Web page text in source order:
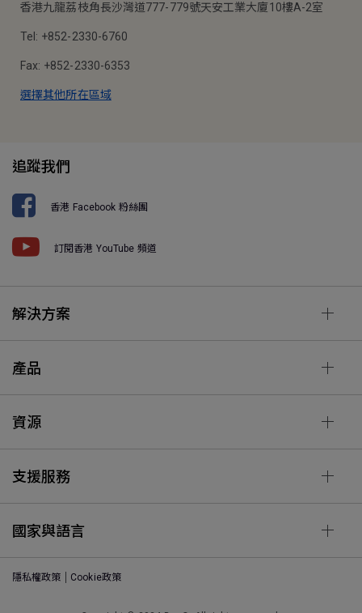
香港九龍荔枝角長沙灣道777-779號天安工業大廈10樓A-2室
Tel: +852-2330-6760
Fax: +852-2330-6353
選擇其他所在區域
追蹤我們
香港 Facebook 粉絲團
訂閱香港 YouTube 頻道
解決方案
產品
資源
支援服務
國家與語言
隱私權政策 Cookie政策